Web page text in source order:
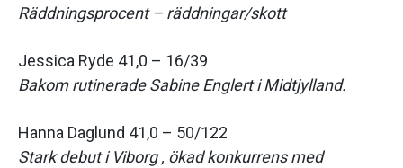
Räddningsprocent – räddningar/skott
Jessica Ryde 41,0 – 16/39
Bakom rutinerade Sabine Englert i Midtjylland.
Hanna Daglund 41,0 – 50/122
Stark debut i Viborg , ökad konkurrens med